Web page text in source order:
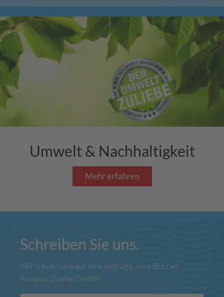
Umwelt & Nachhaltigkeit
Mehr erfahren
Schreiben Sie uns.
Wir freuen uns auf Ihre Anfrage. Ihre Bucher
Aloisius Quelle GmbH